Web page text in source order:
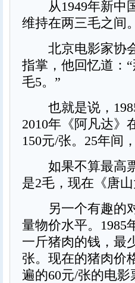
从1949年新中国
维持在两三毛之间。
北京电影家协会
指掌，他回忆道：
毛5。”
也就是说，1985
2010年《阿凡达》
150元/张。25年间
如果不算最高票
是2毛，现在《唐
另一个有趣的对
量物价水平。1985
一斤猪肉的钱，最
张。现在的猪肉价
遍的60元/张的电